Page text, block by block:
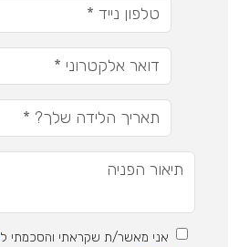
אני מאשר/ת שקראתי והסכמתי ל